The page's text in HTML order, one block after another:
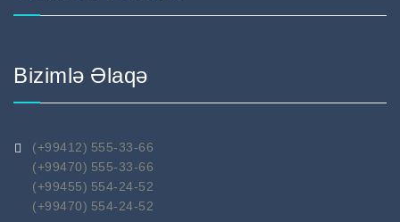
Bizimlə Əlaqə
(+99412) 555-33-66
(+99470) 555-33-66
(+99455) 554-24-52
(+99470) 554-24-52